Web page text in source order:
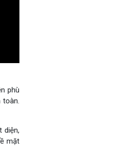
phù
toàn.
diện,
mặt